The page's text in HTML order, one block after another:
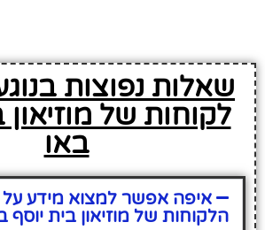
שאלות נפוצות
לקוחות של מוזיאון
באו
איפה אפשר למצוא מידע על
הלקוחות של מוזיאון בית יוסף